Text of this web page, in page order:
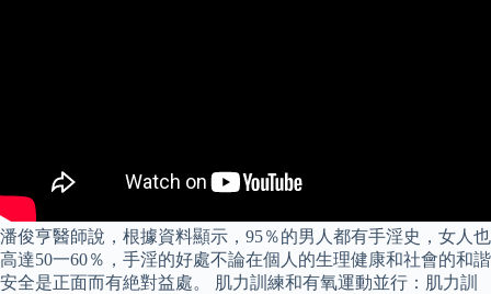
潘俊亨醫師說，根據資料顯示，95％的男人都有手淫史，女人也
高達50一60％，手淫的好處不論在個人的生理健康和社會的和諧
安全是正面而有絶對益處。 肌力訓練和有氧運動並行：肌力訓